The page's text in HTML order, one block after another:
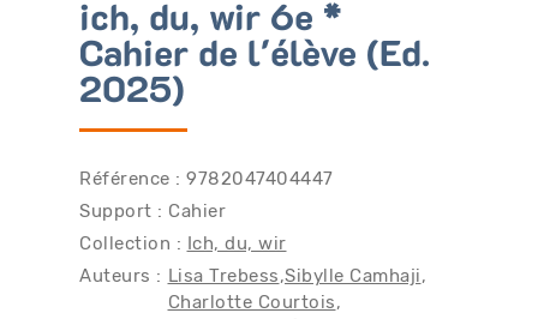
ich, du, wir 6e *
Cahier de l'élève (Ed.
2025)
Référence : 9782047404447
Support : Cahier
Collection :
Ich, du, wir
Auteurs : Lisa Trebess Sibylle Camhaji
Charlotte Courtois